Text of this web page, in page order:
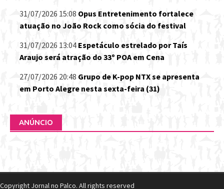
31/07/2026 15:08 Opus Entretenimento fortalece
atuação no João Rock como sócia do festival
31/07/2026 13:04 Espetáculo estrelado por Taís
Araujo será atração do 33º POA em Cena
27/07/2026 20:48 Grupo de K-pop NTX se apresenta
em Porto Alegre nesta sexta-feira (31)
ANÚNCIO
Copyright Jornal no Palco. All rights reserved